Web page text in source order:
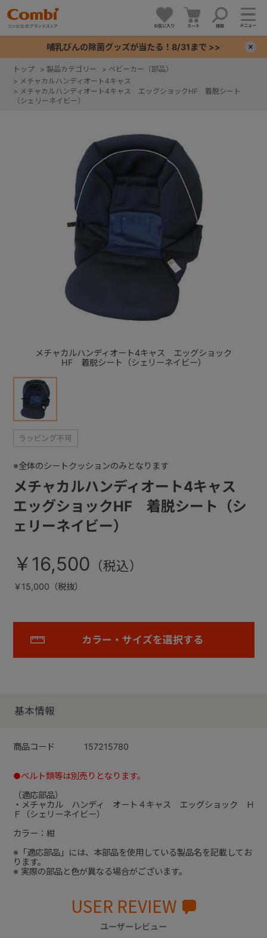
お気に入り カート 検索 メニュー
哺乳びんの除菌グッズが当たる！8/31まで >>
トップ > 製品カテゴリー > ベビーカー（部品）
> メチャカルハンディオート4キャス
> メチャカルハンディオート4キャス エッグショックHF 着脱シート
（シェリーネイビー）
メチャカルハンディオート4キャス エッグショック
HF 着脱シート（シェリーネイビー）
メチャカルハンディオート4キャス
エッグショックHF 着脱シート（シ
ェリーネイビー）
※全体のシートクッションのみとなります
￥16,500
￥15,000（税抜）
カラー・サイズを選択する
基本情報
商品コード 157215780
●ベルト類等は別売りとなります。
（適応部品）
・メチャカル ハンディ オート４キャス エッグショック Ｈ
Ｆ（シェリーネイビー）
カラー：紺
※「適応部品」には、本部品を使用している製品名を記載してお
ります。
※ 実際の部品と色が異なる場合がございます。
USER REVIEW
ユーザーレビュー